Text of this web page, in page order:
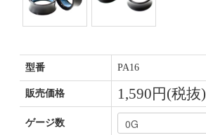
型番 PA16
販売価格 1,590円(税抜)
ゲージ数